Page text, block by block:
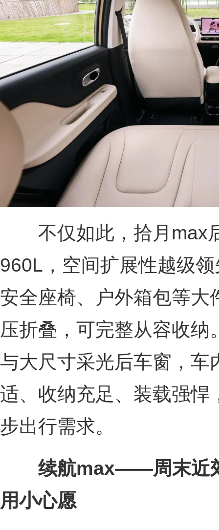
不仅如此，拾月max
960L，空间扩展性越级
安全座椅、户外箱包等大
压折叠，可完整从容收
与大尺寸采光后车窗，车
适、收纳充足、装载强悍
步出行需求。
续航max——周末近
用小心愿